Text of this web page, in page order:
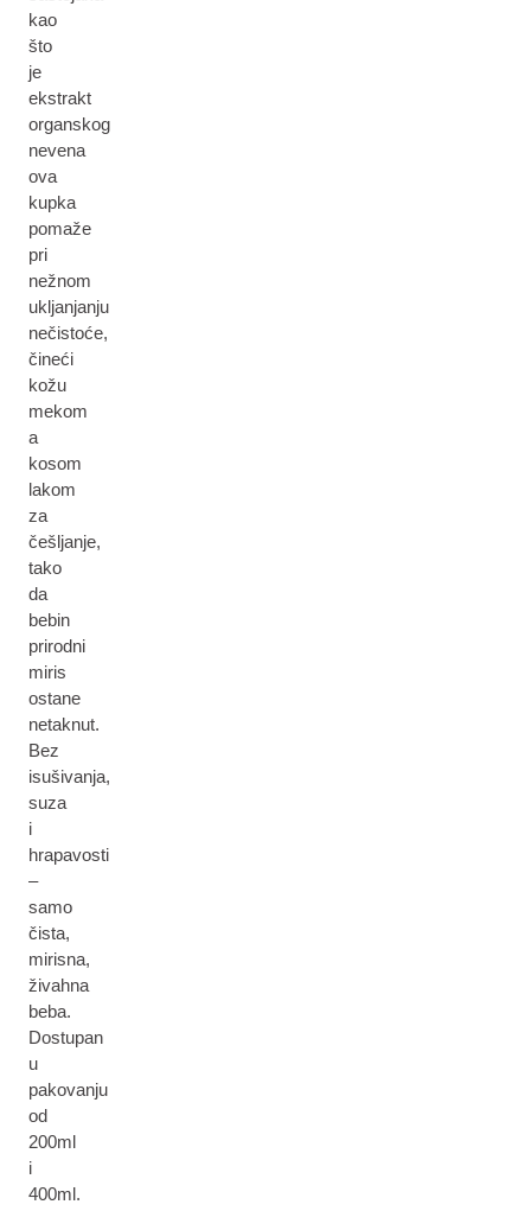
kao
što
je
ekstrakt
organskog
nevena
ova
kupka
pomaže
pri
nežnom
ukljanjanju
nečistoće,
čineći
kožu
mekom
a
kosom
lakom
za
češljanje,
tako
da
bebin
prirodni
miris
ostane
netaknut.
Bez
isušivanja,
suza
i
hrapavosti
–
samo
čista,
mirisna,
živahna
beba.
Dostupan
u
pakovanju
od
200ml
i
400ml.